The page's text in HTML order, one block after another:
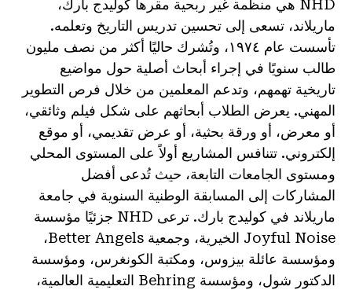
NHD هي منظمة غير ربحية مقرها كوليدج بارك،
ماريلاند، تسعى إلى تحسين تدريس التاريخ وتعلمه.
تأسست عام ١٩٧٤، وتُشرك حاليًا أكثر من نصف مليون
طالب سنويًا في إجراء أبحاث أصلية حول مواضيع
تاريخية تهمهم، وتدعم المعلمين من خلال فرص التطوير
المهني. يعرض الطلاب أبحاثهم على شكل فيلم وثائقي،
أو معرض، أو ورقة بحثية، أو عرض تقديمي، أو موقع
إلكتروني. تتنافس المشاريع أولاً على المستوى المحلي
ومستوى الجامعات التابعة، حيث تُدعى أفضل
المشاركات إلى المسابقة الوطنية السنوية في جامعة
ماريلاند في كوليدج بارك. ترعى NHD جزئيًا مؤسسة
Joyful Noise الخيرية، وجمعية Better Angels،
ومؤسسة عائلة بيزوس، ومكتبة الكونغرس، ومؤسسة
الدكتور شول، ومؤسسة Behring التعليمية العالمية،